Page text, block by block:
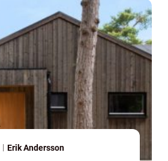
Erik Andersson